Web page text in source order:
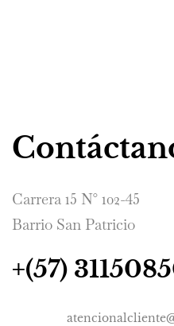
Carrera 15 N° 102-45
Barrio San Patricio
+(57)